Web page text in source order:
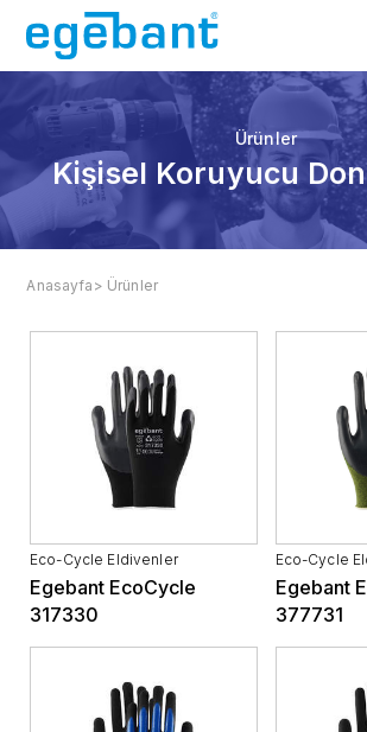
Ürünler
Kişisel Koruyucu
Anasayfa > Ürünler
Eco-Cycle Eldivenler
Egebant EcoCycle
317330
Eco-Cycle
Egebant
377731